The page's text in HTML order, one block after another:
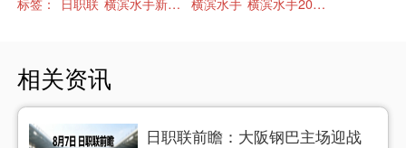
标签： 日职联 横滨水手新赛季赛程 横滨水手 横滨水手2026赛季日职联赛程
相关资讯
日职联前瞻：大阪钢巴主场迎战